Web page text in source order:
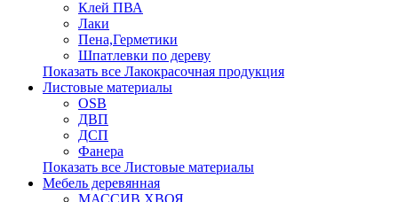
Клей ПВА
Лаки
Пена,Герметики
Шпатлевки по дереву
Показать все Лакокрасочная продукция
Листовые материалы
OSB
ДВП
ДСП
Фанера
Показать все Листовые материалы
Мебель деревянная
МАССИВ ХВОЯ